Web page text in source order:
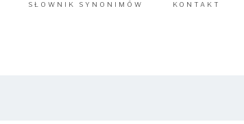
SŁOWNIK SYNONIMÓW KONTAKT